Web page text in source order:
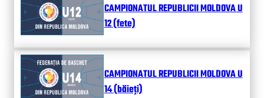
CAMPIONATUL REPUBLICII MOLDOVA U
12 (fete)
CAMPIONATUL REPUBLICII MOLDOVA U
14 (băieți)